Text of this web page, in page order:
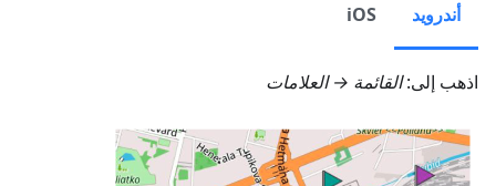
أندرويد iOS
اذهب إلى:القائمة → العلامات